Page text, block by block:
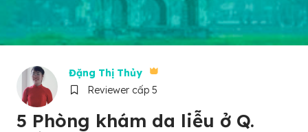
Đặng Thị Thủy
Reviewer cấp 5
5 Phòng khám da liễu ở Q.